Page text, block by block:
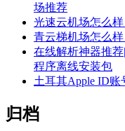
场推荐
光速云机场怎么
青云梯机场怎么
在线解析神器推
程序离线安装包
土耳其Apple ID
归档